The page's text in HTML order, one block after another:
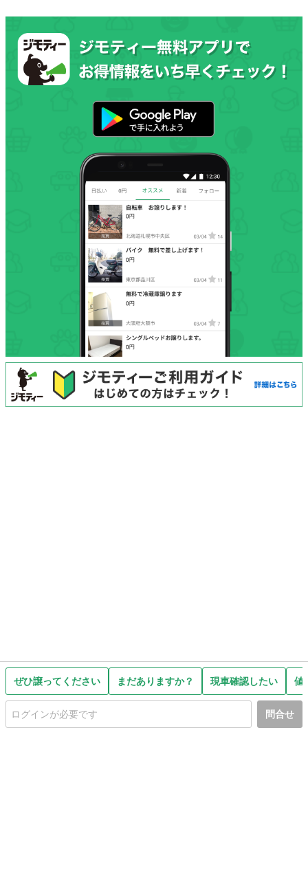
ぜひ譲ってください まだありますか？ 現車確認したい 値
問合せ